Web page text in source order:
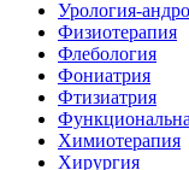
Урология-
Физиотерапия
Флебология
Фониатрия
Фтизиатрия
Химиотерапия
Хирургия